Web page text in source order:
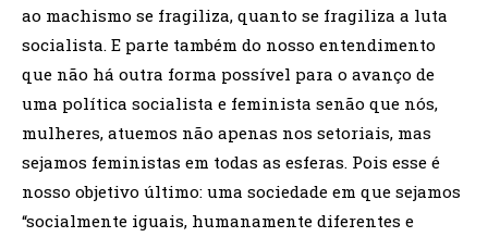
ao machismo se fragiliza, quanto se fragiliza a luta
socialista. E parte também do nosso entendimento
que não há outra forma possível para o avanço de
uma política socialista e feminista senão que nós,
mulheres, atuemos não apenas nos setoriais, mas
sejamos feministas em todas as esferas. Pois esse é
nosso objetivo último: uma sociedade em que sejamos
“socialmente iguais, humanamente diferentes e